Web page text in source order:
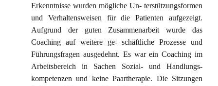
Erkenntnisse wurden mögliche Un- terstützungsformen
und Verhaltensweisen für die Patienten aufgezeigt.
Aufgrund der guten Zusammenarbeit wurde das
Coaching auf weitere ge- schäftliche Prozesse und
Führungsfragen ausgedehnt. Es war ein Coaching im
Arbeitsbereich in Sachen Sozial- und Handlungs-
kompetenzen und keine Paartherapie. Die Sitzungen